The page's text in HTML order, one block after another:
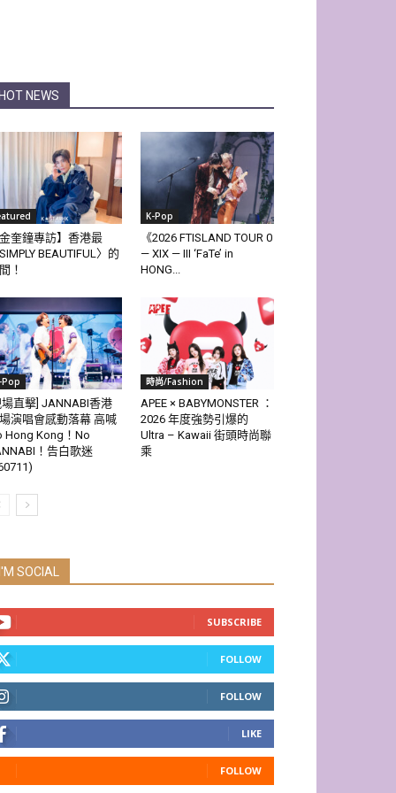
HOT NEWS
金奎鐘專訪】香港最
SIMPLY BEAUTIFUL〉的
！
K-Pop
《2026 FTISLAND TOUR 0
— XIX — III ‘FaTe’ in
HONG...
Pop
場直擊] JANNABI香港
演唱會感動落幕 高喊
Hong Kong！No
！告白歌迷
時尚/Fashion
APEE × BABYMONSTER ：
2026 年度強勢引爆的
Ultra – Kawaii 街頭時尚聯
乘
I'M SOCIAL
SUBSCRIBE
FOLLOW
FOLLOW
LIKE
FOLLOW